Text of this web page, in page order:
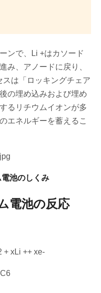
ンで、Li +はカソード
み、アノードに戻り、
は「ロッキングチェア
の埋め込みおよび埋め
るリチウムイオンが多
エネルギーを蓄えるこ
池のしくみ
電池の反応
+ xLi ++ xe-